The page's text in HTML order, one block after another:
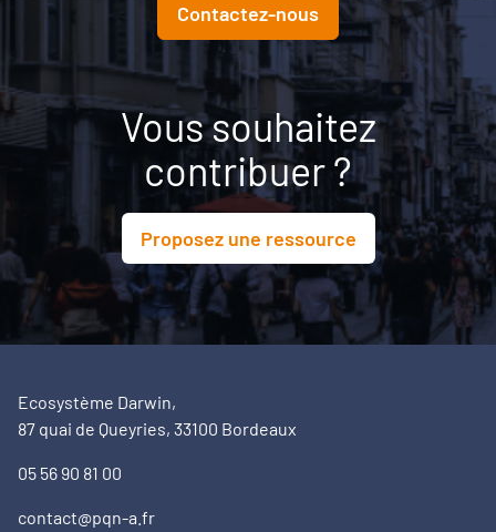
Contactez-nous
Vous souhaitez
contribuer ?
Proposez une ressource
Ecosystème Darwin,
87 quai de Queyries, 33100 Bordeaux
05 56 90 81 00
contact@pqn-a.fr